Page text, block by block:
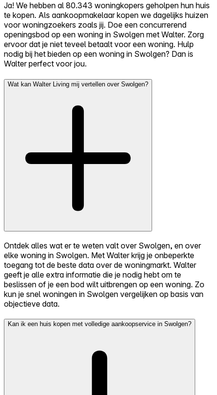
Ja! We hebben al 80.343 woningkopers geholpen hun huis
te kopen. Als aankoopmakelaar kopen we dagelijks huizen
voor woningzoekers zoals jij. Doe een concurrerend
openingsbod op een woning in Swolgen met Walter. Zorg
ervoor dat je niet teveel betaalt voor een woning. Hulp
nodig bij het bieden op een woning in Swolgen? Dan is
Walter perfect voor jou.
Wat kan Walter Living mij vertellen over Swolgen?
Ontdek alles wat er te weten valt over Swolgen, en over
elke woning in Swolgen. Met Walter krijg je onbeperkte
toegang tot de beste data over de woningmarkt. Walter
geeft je alle extra informatie die je nodig hebt om te
beslissen of je een bod wilt uitbrengen op een woning. Zo
kun je snel woningen in Swolgen vergelijken op basis van
objectieve data.
Kan ik een huis kopen met volledige aankoopservice in Swolgen?